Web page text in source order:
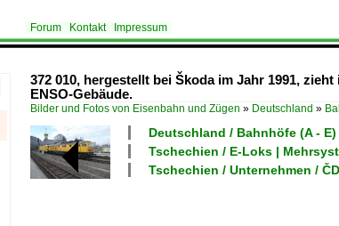
Forum Kontakt Impressum
372 010, hergestellt bei Škoda im Jahr 1991,
ENSO-Gebäude.
Bilder und Fotos von Eisenbahn und Zügen » Deutschland »
Deutschland / Bahnhöfe (A -
Tschechien / E-Loks |
Tschechien / Unternehmen /